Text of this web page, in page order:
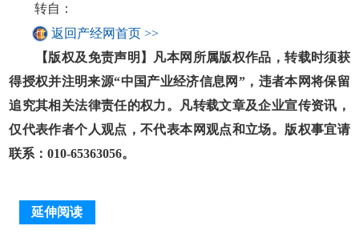
转自：
返回产经网首页 >>
【版权及免责声明】凡本网所属版权作品，转载时须获
得授权并注明来源“中国产业经济信息网”，违者本网将保留
追究其相关法律责任的权力。凡转载文章及企业宣传资讯，
仅代表作者个人观点，不代表本网观点和立场。版权事宜请
联系：010-65363056。
延伸阅读